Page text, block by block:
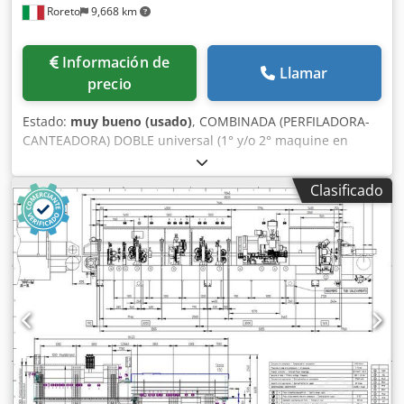
Roreto 9,668 km
Información de
precio
Llamar
Estado: muy bueno (usado), COMBINADA (PERFILADORA-
CANTEADORA) DOBLE universal (1° y/o 2° maquine en
linea) Maquina Independiente (o 1° y/o 2° en una linea)
Grueso del canto en bobina-rollos (min/max) mm 0,3 - 3
Grosor tableros/paneles (min/max) mm 10 - 60 Anchura de
trabajo (min/max) mm 240 - 2700 Credpfxou Rc Anj Aqlef
Mando PC Base Windows /Software SINITRA Velocidad de
avance adjustable (m/min) 10 - 40 (INVERTER C.N.) Levas de
tope escamotables, distancia (mm) 500 PARTE PERFILADO
(por cada lado): Tupí (anti-astilla) AS 10 (Kw 5,8) neumático
N° 2 Trituradores (1 Inferior + 1 superior) DT 10 (Kw 5,8 x 2)
Pulverizador (liquido antiadherente) PARTE CANTEADO
(para cada lado): 1° Grupo encolador (Cola termo-fusible+
Unidad de fusion) SP30(High Melt +Edge Control EC 40) 2°
rupo encolador (Termofusión con aire caliente) Air Force
Clasificado